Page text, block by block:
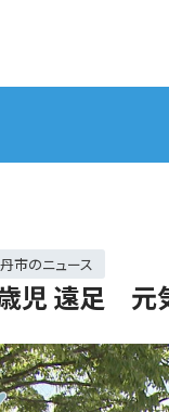
市のニュース
児 遠足 元気